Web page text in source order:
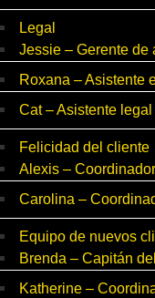
Legal
Jessie – Gerente de
Roxana – Asistente
Cat – Asistente legal
Felicidad del cliente
Alexis –
Carolina –
Equipo de nuevos
Brenda – Capitán
Katherine –